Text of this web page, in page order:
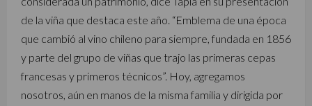
de la viña que destaca este año. “Emblema de una época
que cambió al vino chileno para siempre, fundada en 1856
y parte del grupo de viñas que trajo las primeras cepas
francesas y primeros técnicos”. Hoy, agregamos
nosotros, aún en manos de la misma familia y dirigida por